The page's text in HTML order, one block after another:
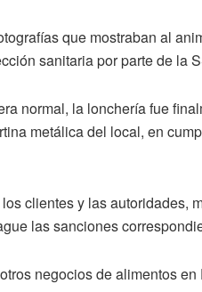
que mostraban al
sanitaria por parte de la
normal, la lonchería fue
metálica del local, en
clientes y las
las sanciones
negocios de alimentos